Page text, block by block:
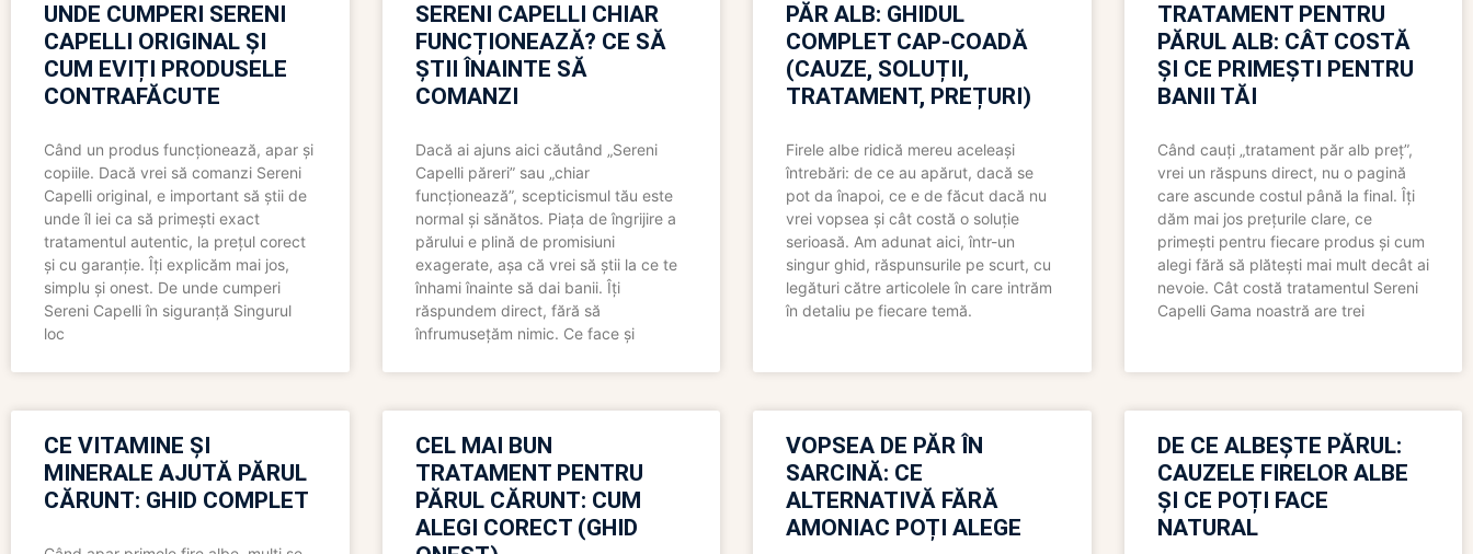
UNDE CUMPERI SERENI
CAPELLI ORIGINAL ȘI
CUM EVIȚI PRODUSELE
CONTRAFĂCUTE
Când un produs funcționează, apar și
copiile. Dacă vrei să comanzi Sereni
Capelli original, e important să știi de
unde îl iei ca să primești exact
tratamentul autentic, la prețul corect
și cu garanție. Îți explicăm mai jos,
simplu și onest. De unde cumperi
Sereni Capelli în siguranță Singurul
loc
SERENI CAPELLI CHIAR
FUNCȚIONEAZĂ? CE SĂ
ȘTII ÎNAINTE SĂ
COMANZI
Dacă ai ajuns aici căutând „Sereni
Capelli păreri” sau „chiar
funcționează”, scepticismul tău este
normal și sănătos. Piața de îngrijire a
părului e plină de promisiuni
exagerate, așa că vrei să știi la ce te
înhami înainte să dai banii. Îți
răspundem direct, fără să
înfrumusețăm nimic. Ce face și
PĂR ALB: GHIDUL
COMPLET CAP-COADĂ
(CAUZE, SOLUȚII,
TRATAMENT, PREȚURI)
Firele albe ridică mereu aceleași
întrebări: de ce au apărut, dacă se
pot da înapoi, ce e de făcut dacă nu
vrei vopsea și cât costă o soluție
serioasă. Am adunat aici, într-un
singur ghid, răspunsurile pe scurt, cu
legături către articolele în care intrăm
în detaliu pe fiecare temă.
TRATAMENT PENTRU
PĂRUL ALB: CÂT COSTĂ
ȘI CE PRIMEȘTI PENTRU
BANII TĂI
Când cauți „tratament păr alb preț”,
vrei un răspuns direct, nu o pagină
care ascunde costul până la final. Îți
dăm mai jos prețurile clare, ce
primești pentru fiecare produs și cum
alegi fără să plătești mai mult decât ai
nevoie. Cât costă tratamentul Sereni
Capelli Gama noastră are trei
CE VITAMINE ȘI
MINERALE AJUTĂ PĂRUL
CĂRUNT: GHID COMPLET
CEL MAI BUN
TRATAMENT PENTRU
PĂRUL CĂRUNT: CUM
ALEGI CORECT (GHID
VOPSEA DE PĂR ÎN
SARCINĂ: CE
ALTERNATIVĂ FĂRĂ
AMONIAC POȚI ALEGE
DE CE ALBEȘTE PĂRUL:
CAUZELE FIRELOR ALBE
ȘI CE POȚI FACE
NATURAL